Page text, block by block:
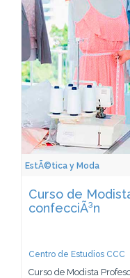
EstÃ©tica y Moda
Curso de
confecciÃ³n
Centro de Estudios CCC
Curso de Modista